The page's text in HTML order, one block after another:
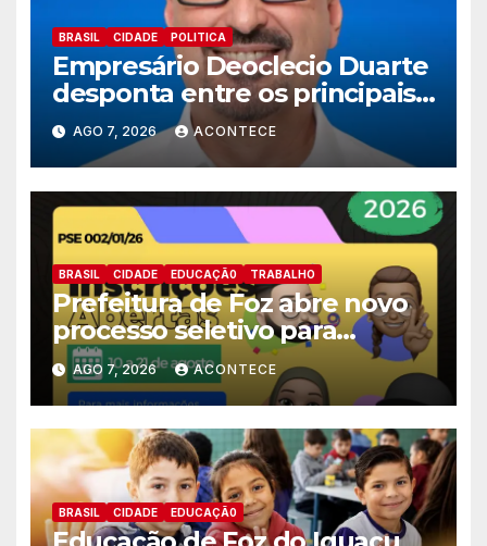
BRASIL CIDADE POLITICA
Empresário Deoclecio Duarte
desponta entre os principais
nomes do União Brasil para
deputado estadual
AGO 7, 2026 ACONTECE
BRASIL CIDADE EDUCAÇÃ0 TRABALHO
Prefeitura de Foz abre novo
processo seletivo para
estagiários
AGO 7, 2026 ACONTECE
BRASIL CIDADE EDUCAÇÃ0